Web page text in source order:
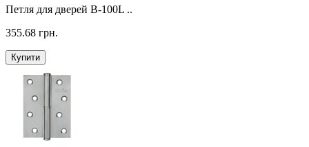
Петля для дверей B-100L ..
355.68 грн.
Купити